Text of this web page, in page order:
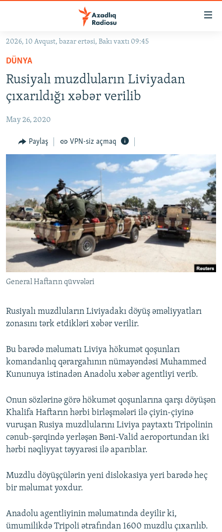
Əsas
qayıt
Əsas
naviqasiyaya
qayıt
KORRUPSIOMETR
#ƏSLINDƏ
FƏRQƏ BAX
QANUNI DOĞRU
VIDEO
FOTOQALEREYA
İNFOQRAFIKA
KARIKATURA
RADIO ARXIV
OXU ZALI
AZƏRBAYCAN ƏDƏBIYYATI KITABXANASI
İSLAM VƏ DEMOKRATIYA
İZ - MƏDƏNIYYƏT PROQRAMI
HAQQIMIZDA
MISSIYAMIZ
PEŞƏ ETIKASI VƏ JURNALISTIKA STANDARTLARIMIZ
MATERIALLARIMIZDAN ISTIFADƏ
AZADLIQRADIOSU MOBIL TELEFONUNUZDA
XƏBƏR BÜLLETENLƏRIMIZ
BIZI IZLƏ
RFE/RL-in bütün saytları
2026, 10 Avqust, bazar ertəsi, Bakı vaxtı 09:45
DÜNYA
Rusiyalı muzdluların Liviyadan
çıxarıldığı xəbər verilib
May 26, 2020
Paylaş VPN-siz açmaq
General Haftarın qüvvələri
Rusiyalı muzdluların Liviyadakı döyüş əməliyyatları
zonasını tərk etdikləri xəbər verilir.
Bu barədə məlumatı Liviya hökumət qoşunları
komandanlıq qərargahının nümayəndəsi Muhammed
Kununuya istinadən Anadolu xəbər agentliyi verib.
Onun sözlərinə görə hökumət qoşunlarına qarşı döyüşən
Khalifa Haftarın hərbi birləşmələri ilə çiyin-çiyinə
vuruşan Rusiya muzdlularını Liviya paytaxtı Tripolinin
cənub-şərqində yerləşən Bəni-Valid aeroportundan iki
hərbi nəqliyyat təyyarəsi ilə aparıblar.
Muzdlu döyüşçülərin yeni dislokasiya yeri barədə heç
bir məlumat yoxdur.
Anadolu agentliyinin məlumatında deyilir ki,
ümumilikdə Tripoli ətrafından 1600 muzdlu çıxarılıb.